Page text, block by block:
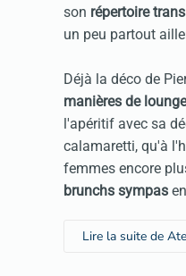
son répertoire
un peu partout
Déjà la déco de
manières de
l'apéritif avec sa
calamaretti, qu'à
femmes encore
brunchs sympas
Lire la suite de